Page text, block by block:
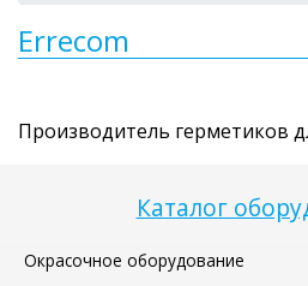
Каталог
Окрасочное оборудование
Errecom
Производитель герметиков